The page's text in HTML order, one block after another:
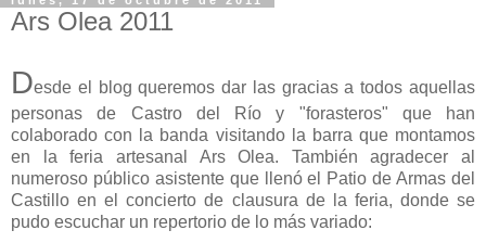
Ars Olea 2011
Desde el blog queremos dar las gracias a todos aquellas
personas de Castro del Río y "forasteros" que han
colaborado con la banda visitando la barra que montamos
en la feria artesanal Ars Olea. También agradecer al
numeroso público asistente que llenó el Patio de Armas del
Castillo en el concierto de clausura de la feria, donde se
pudo escuchar un repertorio de lo más variado: